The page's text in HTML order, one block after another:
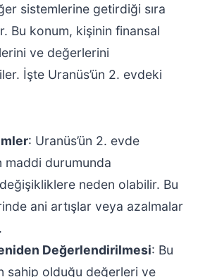
sistemlerine getirdiği sıra
Bu konum, kişinin finansal
ve değerlerini
İşte Uranüs’ün 2. evdeki
: Uranüs’ün 2. evde
maddi durumunda
neden olabilir. Bu
ani artışlar veya azalmalar
Değerlendirilmesi: Bu
sahip olduğu değerleri ve